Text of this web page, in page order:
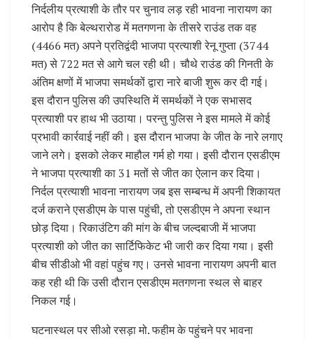
निर्दलीय प्रत्याशी के तौर पर चुनाव लड़ रही भावना नारायण का
आरोप है कि बेल्थरारोड में मतगणना के तीसरे राउंड तक वह
(4466 मत) अपने प्रतिद्वंदी भाजपा प्रत्याशी रेनू गुप्ता (3744
मत) से 722 मत से आगे चल रही थी। चौथे राउंड की गिनती के
अंतिम क्षणों में भाजपा समर्थकों द्वारा नारे बाजी शुरू कर दी गई।
इस दौरान पुलिस की उपस्थिति में समर्थकों ने एक सभासद
प्रत्याशी पर हाथ भी उठाया। परन्तु पुलिस ने इस मामले में कोई
प्रभावी कार्रवाई नहीं की। इस दौरान भाजपा के जीत के नारे लगाए
जाने लगे। इसको लेकर माहौल गर्म हो गया। इसी दौरान एसडीएम
ने भाजपा प्रत्याशी का 31 मतों से जीत का ऐलान कर दिया।
निर्दल प्रत्याशी भावना नारायण जब इस सम्बन्ध में अपनी शिकायत
दर्ज कराने एसडीएम के पास पहुंची, तो एसडीएम ने अपना स्थान
छोड़ दिया। रिकाउंटिग की मांग के बीच जल्दबाजी में भाजपा
प्रत्याशी को जीत का सार्टिफिकेट भी जारी कर दिया गया। इसी
बीच सीडीओ भी वहां पहुंच गए। उनसे भावना नारायण अपनी बात
कह रही थी कि उसी दौरान एसडीएम मतगणना स्थल से बाहर
निकल गई।
घटनास्थल पर सीओ रसड़ा मो. फहीम के पहुंचने पर भावना